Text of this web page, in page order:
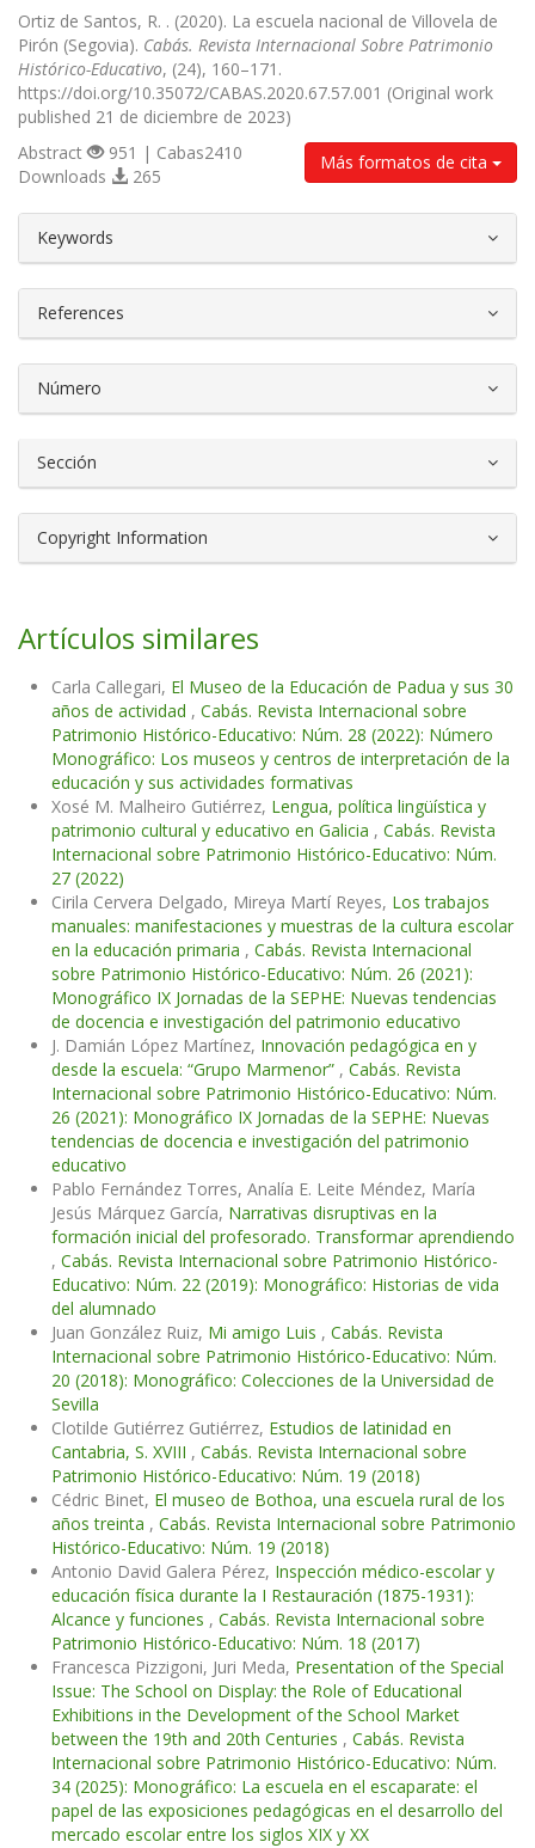
Ortiz de Santos, R. . (2020). La escuela nacional de Villovela de
Pirón (Segovia). Cabás. Revista Internacional Sobre Patrimonio
Histórico-Educativo, (24), 160–171.
https://doi.org/10.35072/CABAS.2020.67.57.001 (Original work
published 21 de diciembre de 2023)
Más formatos de cita
Abstract
951 | Cabas2410
Downloads
265
Keywords
References
Número
Sección
Copyright Information
Artículos similares
Carla Callegari, El Museo de la Educación de Padua y sus 30
años de actividad , Cabás. Revista Internacional sobre
Patrimonio Histórico-Educativo: Núm. 28 (2022): Número
Monográfico: Los museos y centros de interpretación de la
educación y sus actividades formativas
Xosé M. Malheiro Gutiérrez, Lengua, política lingüística y
patrimonio cultural y educativo en Galicia , Cabás. Revista
Internacional sobre Patrimonio Histórico-Educativo: Núm.
27 (2022)
Cirila Cervera Delgado, Mireya Martí Reyes, Los trabajos
manuales: manifestaciones y muestras de la cultura escolar
en la educación primaria , Cabás. Revista Internacional
sobre Patrimonio Histórico-Educativo: Núm. 26 (2021):
Monográfico IX Jornadas de la SEPHE: Nuevas tendencias
de docencia e investigación del patrimonio educativo
J. Damián López Martínez, Innovación pedagógica en y
desde la escuela: “Grupo Marmenor” , Cabás. Revista
Internacional sobre Patrimonio Histórico-Educativo: Núm.
26 (2021): Monográfico IX Jornadas de la SEPHE: Nuevas
tendencias de docencia e investigación del patrimonio
educativo
Pablo Fernández Torres, Analía E. Leite Méndez, María
Jesús Márquez García, Narrativas disruptivas en la
formación inicial del profesorado. Transformar aprendiendo
, Cabás. Revista Internacional sobre Patrimonio Histórico-
Educativo: Núm. 22 (2019): Monográfico: Historias de vida
del alumnado
Juan González Ruiz, Mi amigo Luis , Cabás. Revista
Internacional sobre Patrimonio Histórico-Educativo: Núm.
20 (2018): Monográfico: Colecciones de la Universidad de
Sevilla
Clotilde Gutiérrez Gutiérrez, Estudios de latinidad en
Cantabria, S. XVIII , Cabás. Revista Internacional sobre
Patrimonio Histórico-Educativo: Núm. 19 (2018)
Cédric Binet, El museo de Bothoa, una escuela rural de los
años treinta , Cabás. Revista Internacional sobre Patrimonio
Histórico-Educativo: Núm. 19 (2018)
Antonio David Galera Pérez, Inspección médico-escolar y
educación física durante la I Restauración (1875-1931):
Alcance y funciones , Cabás. Revista Internacional sobre
Patrimonio Histórico-Educativo: Núm. 18 (2017)
Francesca Pizzigoni, Juri Meda, Presentation of the Special
Issue: The School on Display: the Role of Educational
Exhibitions in the Development of the School Market
between the 19th and 20th Centuries , Cabás. Revista
Internacional sobre Patrimonio Histórico-Educativo: Núm.
34 (2025): Monográfico: La escuela en el escaparate: el
papel de las exposiciones pedagógicas en el desarrollo del
mercado escolar entre los siglos XIX y XX